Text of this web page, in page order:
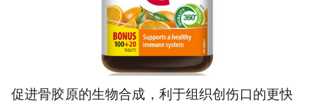
促进骨胶原的生物合成，利于组织创伤口的更快